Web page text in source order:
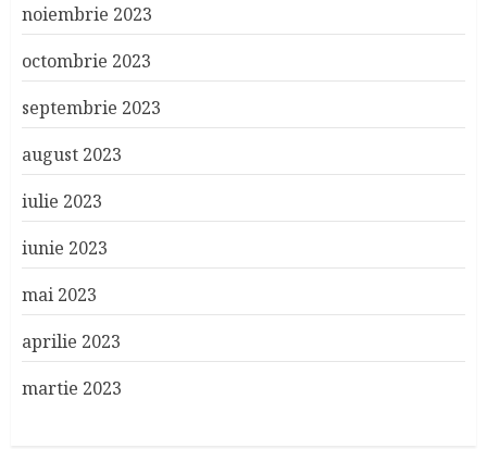
noiembrie 2023
octombrie 2023
septembrie 2023
august 2023
iulie 2023
iunie 2023
mai 2023
aprilie 2023
martie 2023